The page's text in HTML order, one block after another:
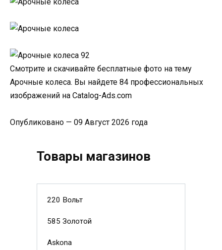
Смотрите и скачивайте бесплатные фото на тему
Арочные колеса. Вы найдете 84 профессиональных
изображений на Catalog-Ads.com
Опубликовано — 09 Август 2026 года
Товары магазинов
220 Вольт
585 Золотой
Askona